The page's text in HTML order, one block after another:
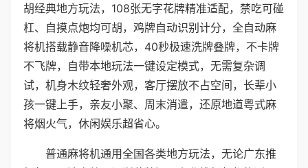
胡经典地方玩法，108张无字花牌精准适配，禁吃可碰
杠、自摸点炮均可胡，鸡牌自动识别计分，全自动麻
将机搭载静音降噪机芯，40秒极速洗牌叠牌，不卡牌
不飞牌，自带本地玩法一键设定模式，无需复杂调
试，机身木纹轻奢外观，客厅摆放不占空间，长辈小
孩一键上手，亲友小聚、周末消遣，还原地道粤式麻
将烟火气，休闲娱乐超省心。
普通麻将机通用全国各类地方玩法，无论广东推